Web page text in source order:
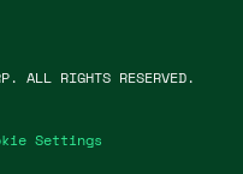
Settings
ALL RIGHTS RESERVED.